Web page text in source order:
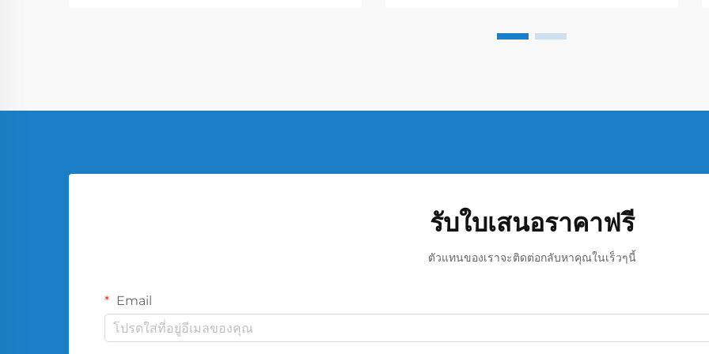
เหล็กขนาดเล็กและขนาดกลางได้เกิดขึ้น...
รับใบเสนอราคาฟรี
ตัวแทนของเราจะติดต่อกลับหาคุณในเร็วๆนี้
Email